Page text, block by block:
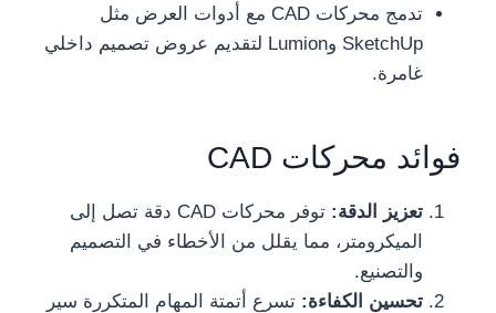
تدمج محركات CAD مع أدوات العرض مثل
SketchUp وLumion لتقديم عروض تصميم داخلي
غامرة.
فوائد محركات CAD
تعزيز الدقة:
توفر محركات CAD دقة تصل إلى
الميكرومتر، مما يقلل من الأخطاء في التصميم
والتصنيع.
تحسين الكفاءة: تسرع أتمتة المهام المتكررة سير